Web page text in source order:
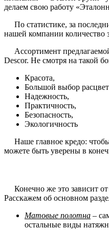
делаем свою работу
По статистике, за
нашей компании количество
Ассортимент
Descor. Не смотря на такой
Красота,
Большой выбор
Надежность,
Практичность,
Безопасность,
Экологичность
Наше главное кредо: чтобы
можете быть уверены в
Конечно же это зависит от
Расскажем об основном
Матовые полотна –
остальные виды